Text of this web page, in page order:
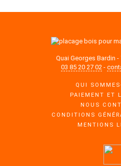
Quai Georges Bardin -
03 85 20 27 02-
QUI
PAIEMENT ET
NOUS
CONDITIONS
MENTIONS